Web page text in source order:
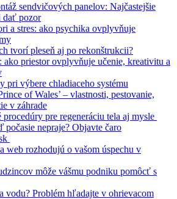
sendvičových panelov: Najčastejšie
dať pozor
a stres: ako psychika ovplyvňuje
tvorí pleseň aj po rekonštrukcii?
ako priestor ovplyvňuje učenie, kreativitu a
pri výbere chladiaceho systému
of Wales’ – vlastnosti, pestovanie,
v záhrade
pre regeneráciu tela aj mysle
nepraje? Objavte čaro
web rozhodujú o vašom úspechu v
môže vášmu podniku pomôcť s
vodu? Problém hľadajte v ohrievacom